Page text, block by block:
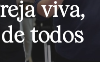
viva,
todos